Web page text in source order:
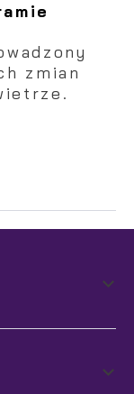
zmian